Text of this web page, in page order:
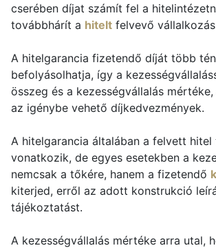
cserében díjat számít fel a
továbbhárít a hitelt felvevő
A hitelgarancia fizetendő díját több
befolyásolhatja, így a
összeg és a kezességvállalás mértéke,
az igénybe vehető díjkedvezmények.
A hitelgarancia általában a felvett hitel
vonatkozik, de egyes esetekben a
nemcsak a tőkére, hanem a fizetendő
kiterjed, erről az adott konstrukció
tájékoztatást.
A kezességvállalás mértéke arra utal,